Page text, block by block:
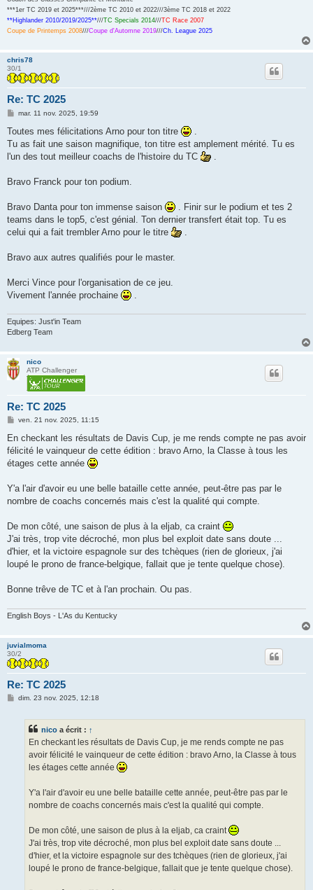
***1er TC 2019 et 2025***///2ème TC 2010 et 2022///3ème TC 2018 et 2022
**Highlander 2010/2019/2025**///TC Specials 2014///TC Race 2007
Coupe de Printemps 2008///Coupe d'Automne 2019///Ch. League 2025
chris78
30/1
Re: TC 2025
M
s
a
g
mar. 11 nov. 2025, 19:59
Toutes mes félicitations Arno pour ton titre
Tu as fait une saison magnifique, ton titre est amplement mérité. Tu es
l'un des tout meilleur coachs de l'histoire du TC
Bravo Franck pour ton podium.
Bravo Danta pour ton immense saison
. Finir sur le podium et tes 2
teams dans le top5, c'est génial. Ton dernier transfert était top. Tu es
celui qui a fait trembler Arno pour le titre
Bravo aux autres qualifiés pour le master.
Merci Vince pour l'organisation de ce jeu.
Vivement l'année prochaine
Equipes: Just'in Team
Edberg Team
nico
ATP Challenger
Re: TC 2025
M
s
a
g
ven. 21 nov. 2025, 11:15
En checkant les résultats de Davis Cup, je me rends compte ne pas avoir
félicité le vainqueur de cette édition : bravo Arno, la Classe à tous les
étages cette année
Y'a l'air d'avoir eu une belle bataille cette année, peut-être pas par le
nombre de coachs concernés mais c'est la qualité qui compte.
De mon côté, une saison de plus à la eljab, ca craint
J'ai très, trop vite décroché, mon plus bel exploit date sans doute ...
d'hier, et la victoire espagnole sur des tchèques (rien de glorieux, j'ai
loupé le prono de france-belgique, fallait que je tente quelque chose).
Bonne trêve de TC et à l'an prochain. Ou pas.
English Boys - L'As du Kentucky
juvialmoma
30/2
Re: TC 2025
Mdim. 23 nov. 2025, 12:18
nico a écrit : ↑
En checkant les résultats de Davis Cup, je me rends compte ne pas
avoir félicité le vainqueur de cette édition : bravo Arno, la Classe à tous
les étages cette année
Y'a l'air d'avoir eu une belle bataille cette année, peut-être pas par le
nombre de coachs concernés mais c'est la qualité qui compte.
De mon côté, une saison de plus à la eljab, ca craint
J'ai très, trop vite décroché, mon plus bel exploit date sans doute ...
d'hier, et la victoire espagnole sur des tchèques (rien de glorieux, j'ai
loupé le prono de france-belgique, fallait que je tente quelque chose).